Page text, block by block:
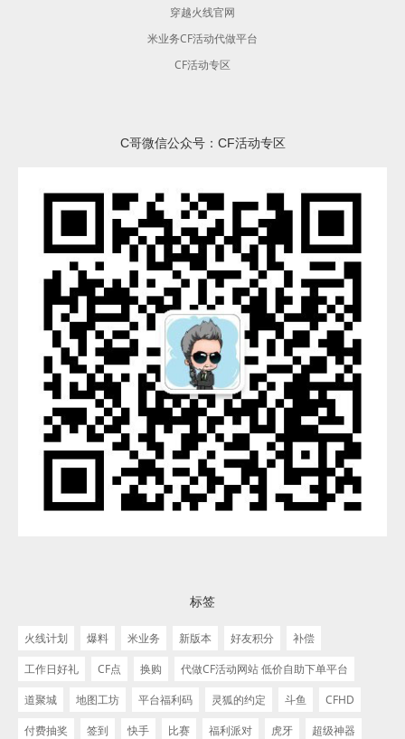
穿越火线官网
米业务CF活动代做平台
CF活动专区
C哥微信公众号：CF活动专区
标签
火线计划 爆料 米业务 新版本 好友积分
补偿
工作日好礼
CF点 换购
代做CF活动网站 低价自助下单平台
道聚城
地图工坊 平台福利码 灵狐的约定 斗鱼
CFHD
付费抽奖
签到 快手 比赛 福利派对 虎牙 超级神器